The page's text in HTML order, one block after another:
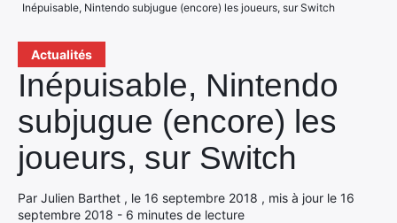
Actualités
Inépuisable, Nintendo
subjugue (encore) les
joueurs, sur Switch
Par Julien Barthet , le 16 septembre 2018 , mis à jour le 16
septembre 2018 - 6 minutes de lecture
Inépuisable, Nintendo subjugue (encore) les joueurs, sur Switch